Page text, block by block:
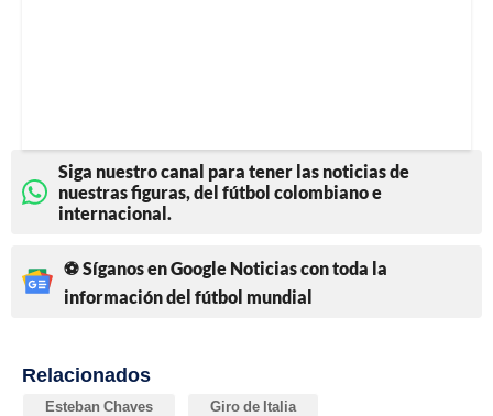
Siga nuestro canal para tener las noticias de
nuestras figuras, del fútbol colombiano e
internacional.
⚽ Síganos en Google Noticias con toda la
información del fútbol mundial
Relacionados
Esteban Chaves Giro de Italia